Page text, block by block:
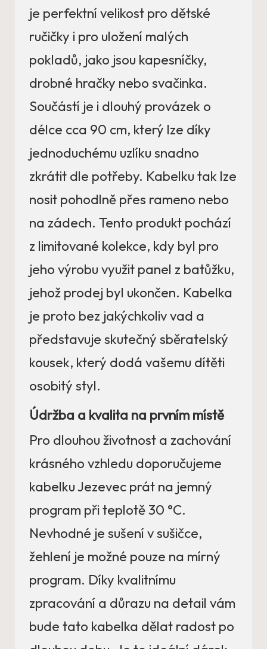
je perfektní velikost pro dětské
ručičky i pro uložení malých
pokladů, jako jsou kapesníčky,
drobné hračky nebo svačinka.
Součástí je i dlouhý provázek o
délce cca 90 cm, který lze díky
jednoduchému uzlíku snadno
zkrátit dle potřeby. Kabelku tak lze
nosit pohodlně přes rameno nebo
na zádech. Tento produkt pochází
z limitované kolekce, kdy byl pro
jeho výrobu využit panel z batůžku,
jehož prodej byl ukončen. Kabelka
je proto bez jakýchkoliv vad a
představuje skutečný sběratelský
kousek, který dodá vašemu dítěti
osobitý styl.
Údržba a kvalita na prvním místě
Pro dlouhou životnost a zachování
krásného vzhledu doporučujeme
kabelku Jezevec prát na jemný
program při teplotě 30 °C.
Nevhodné je sušení v sušičce,
žehlení je možné pouze na mírný
program. Díky kvalitnímu
zpracování a důrazu na detail vám
bude tato kabelka dělat radost po